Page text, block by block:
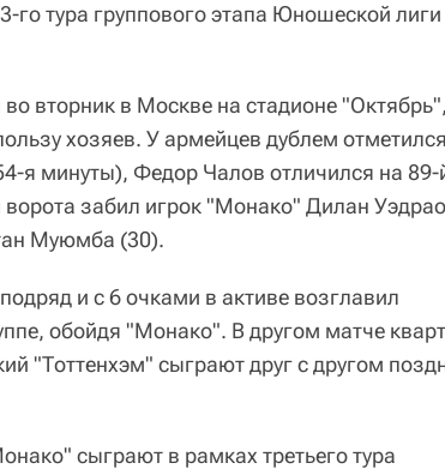
го тура группового этапа Юношеской лиги
вторник в Москве на стадионе "Октябрь",
хозяев. У армейцев дублем отметился
я минуты), Федор Чалов отличился на 89-
забил игрок "Монако" Дилан
Муюмба (30).
и с 6 очками в активе возглавил
обойдя "Монако". В другом матче
"Тоттенхэм" сыграют друг с другом
сыграют в рамках третьего тура